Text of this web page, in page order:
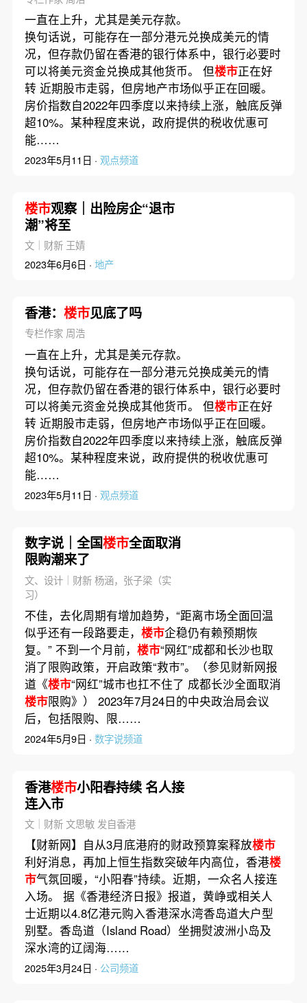
一直在上升，尤其是美元存款。
换句话说，可能存在一部分港元兑换成美元的情
况，但存款仍留在香港的银行体系中，银行必要时
可以将美元资金兑换成其他货币。 但楼市正在好
转 近期股市走弱，但房地产市场似乎正在回暖。
房价指数自2022年四季度以来持续上涨，触底反弹
超10%。某种程度来说，政府提供的税收优惠可
能……
2023年5月11日 · 观点频道
楼市观察｜出险房企“退市
潮”将至
文｜财新 王婧
2023年6月6日 · 地产
香港： 楼市见底了吗
专栏作家 周浩
一直在上升，尤其是美元存款。
换句话说，可能存在一部分港元兑换成美元的情
况，但存款仍留在香港的银行体系中，银行必要时
可以将美元资金兑换成其他货币。 但楼市正在好
转 近期股市走弱，但房地产市场似乎正在回暖。
房价指数自2022年四季度以来持续上涨，触底反弹
超10%。某种程度来说，政府提供的税收优惠可
能……
2023年5月11日 · 观点频道
数字说｜全国楼市全面取消
限购潮来了
文、设计｜财新 杨涵，张子梁（实
习）
不佳，去化周期有增加趋势，“距离市场全面回温
似乎还有一段路要走， 楼市企稳仍有赖预期恢
复。” 不到一个月前， 楼市“网红”成都和长沙也取
消了限购政策，开启政策“救市”。（参见财新网报
道《楼市“网红”城市也扛不住了 成都长沙全面取消
楼市限购》） 2023年7月24日的中央政治局会议
后，包括限购、限……
2024年5月9日 · 数字说频道
香港楼市小阳春持续 名人接
连入市
文｜财新 文思敏 发自香港
【财新网】自从3月底港府的财政预算案释放楼市
利好消息，再加上恒生指数突破年内高位，香港楼
市气氛回暖，“小阳春”持续。近期，一众名人接连
入场。 据《香港经济日报》报道，黄峥或相关人
士近期以4.8亿港元购入香港深水湾香岛道大户型
别墅。香岛道（Island Road）坐拥熨波洲小岛及
深水湾的辽阔海……
2025年3月24日 · 公司频道